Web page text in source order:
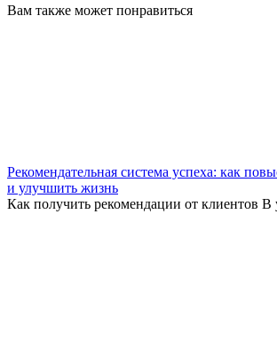
Вам также может понравиться
Рекомендательная система успеха: как
и улучшить жизнь
Как получить рекомендации от клиентов В